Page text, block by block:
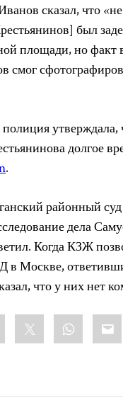
сказал, что
был
площади, но факт
смог
утверждала,
долгое
.
районный
дела
Когда КЗЖ
в Москве,
что у них нет
WhatsApp
Email